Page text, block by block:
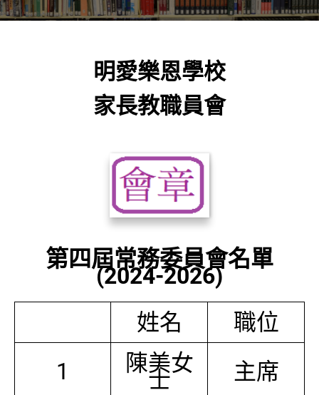
明愛樂恩學校
家長教職員會
第四屆常務委員會名單
(2024-2026)
姓名
職位
1
陳美女
士 主席